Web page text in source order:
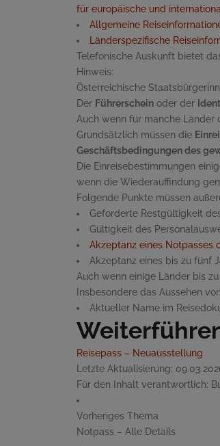
für europäische und
Allgemeine
Länderspezifische
Telefonische Auskunft bietet
Hinweis:
Österreichische
Der Führerschein oder der
Auch wenn für manche Länder
Grundsätzlich müssen die
Geschäftsbedingungen des
Die Einreisebestimmungen
wenn die Wiederauffindung
Folgende Punkte müssen
Geforderte Restgültigkeit
Gültigkeit des
Akzeptanz eines Notpasses
Akzeptanz eines bis zu fünf
Auch wenn einige Länder bis
Insbesondere das Aussehen
Aktueller Name im
Reisepass – Neuausstellung
Letzte Aktualisierung:
Für den Inhalt verantwortlich:
Vorheriges Thema
Notpass – Alle Details